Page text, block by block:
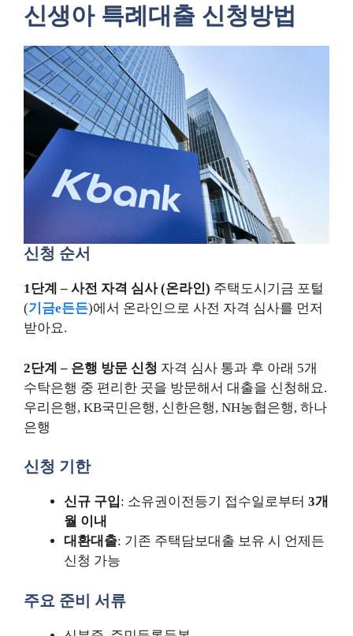
신생아 특례대출 신청방법
신청 순서
1단계 – 사전 자격 심사 (온라인) 주택도시기금 포털
(기금e든든)에서 온라인으로 사전 자격 심사를 먼저
받아요.
2단계 – 은행 방문 신청 자격 심사 통과 후 아래 5개
수탁은행 중 편리한 곳을 방문해서 대출을 신청해요.
우리은행, KB국민은행, 신한은행, NH농협은행, 하나
은행
신청 기한
신규 구입: 소유권이전등기 접수일로부터 3개
월 이내
대환대출: 기존 주택담보대출 보유 시 언제든
신청 가능
주요 준비 서류